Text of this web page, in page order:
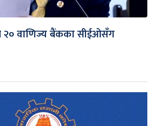
२० वाणिज्य बैंकका सीईओसँग